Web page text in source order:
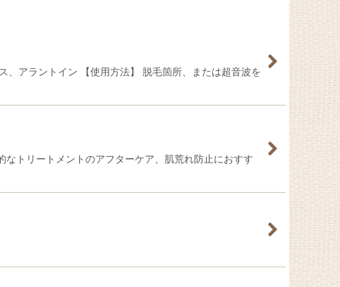
アラントイン 【使用方法】 脱毛箇所、または超音波を
トリートメントのアフターケア、肌荒れ防止におすす